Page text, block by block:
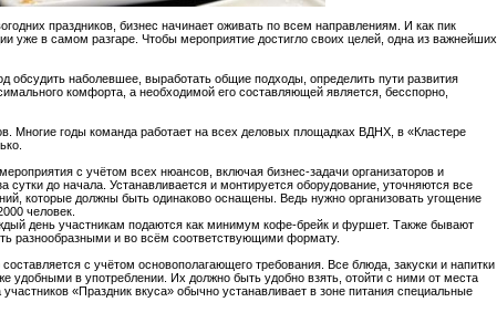
праздников, бизнес начинает оживать по всем направлениям. И как пик
уже в самом разгаре. Чтобы мероприятие достигло своих целей, одна из важнейших
обсудить наболевшее, выработать общие подходы, определить пути развития
комфорта, а необходимой его составляющей является, бесспорно,
Многие годы команда работает на всех деловых площадках ВДНХ, в «Кластере
с учётом всех нюансов, включая бизнес-задачи организаторов и
до начала. Устанавливается и монтируется оборудование, уточняются все
которые должны быть одинаково оснащены. Ведь нужно организовать угощение
человек.
день участникам подаются как минимум кофе-брейк и фуршет. Также бывают
разнообразными и во всём соответствующими формату.
с учётом основополагающего требования. Все блюда, закуски и напитки
удобными в употреблении. Их должно быть удобно взять, отойти с ними от места
«Праздник вкуса» обычно устанавливает в зоне питания специальные